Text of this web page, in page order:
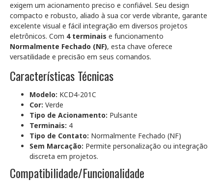
exigem um acionamento preciso e confiável. Seu design
compacto e robusto, aliado à sua cor verde vibrante, garante
excelente visual e fácil integração em diversos projetos
eletrônicos. Com 4 terminais e funcionamento
Normalmente Fechado (NF), esta chave oferece
versatilidade e precisão em seus comandos.
Características Técnicas
Modelo: KCD4-201C
Cor: Verde
Tipo de Acionamento: Pulsante
Terminais: 4
Tipo de Contato: Normalmente Fechado (NF)
Sem Marcação: Permite personalização ou integração
discreta em projetos.
Compatibilidade/Funcionalidade